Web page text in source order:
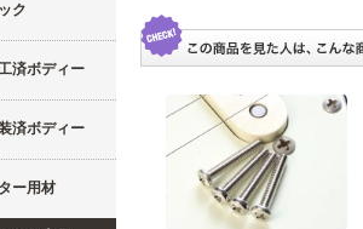
ク
済ボディー
済ボディー
ー用材